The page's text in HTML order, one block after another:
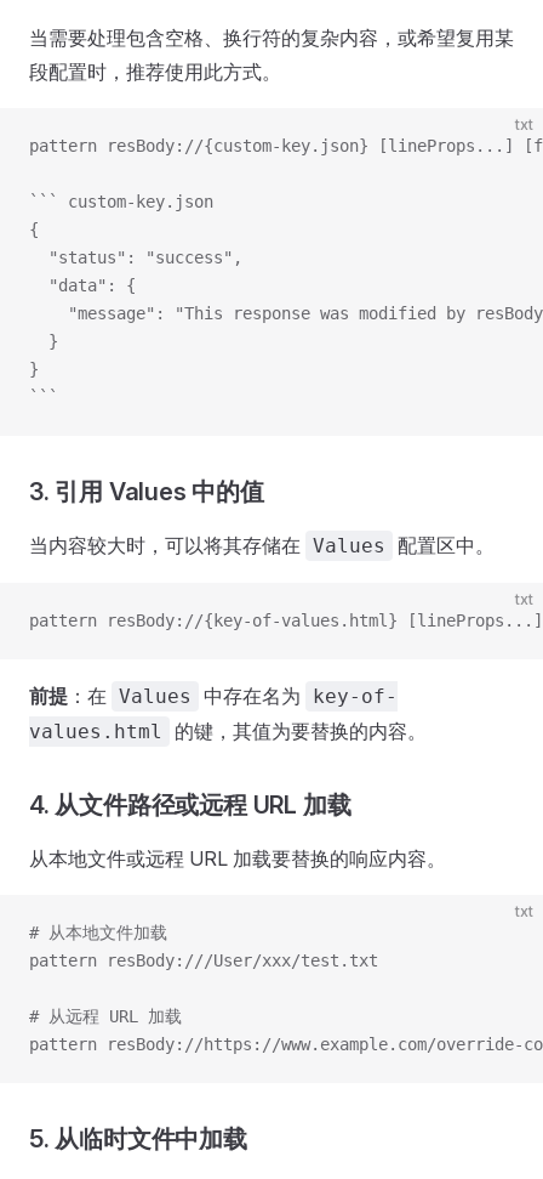
当需要处理包含空格、换行符的复杂内容，或希望复用某
段配置时，推荐使用此方式。
txt
pattern resBody://{custom-key.json}
``` custom-key.json
{
  "status": "success",
  "data": {
"message": "This response was modified by
  }
}
```
3. 引用 Values 中的值
当内容较大时，可以将其存储在 Values 配置区中。
txt
pattern resBody://{key-of-values.html}
前提 ：在 Values 中存在名为
key-of-
values.html
的键，其值为要替换的内容。
4. 从文件路径或远程 URL 加载
从本地文件或远程 URL 加载要替换的响应内容。
txt
# 从本地文件加载
pattern resBody:///User/xxx/test.txt
# 从远程 URL 加载
pattern resBody://https://www.example.com/override-
5. 从临时文件中加载